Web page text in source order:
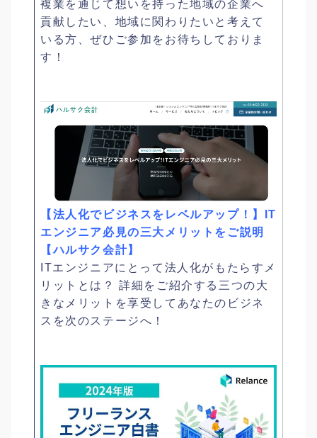
複業を通じて想いを持った地域の企業へ
貢献したい、地域に関わりたいと考えて
いる方、ぜひご参加をお待ちしておりま
す！
【法人化でビジネスをレベルアップ！】IT
エンジニア必見の三大メリットをご説明
【ハルサク会計】
ITエンジニアにとって法人化がもたらすメ
リットとは？ 詳細をご紹介する三つの大
きなメリットを享受してあなたのビジネ
スを次のステージへ！